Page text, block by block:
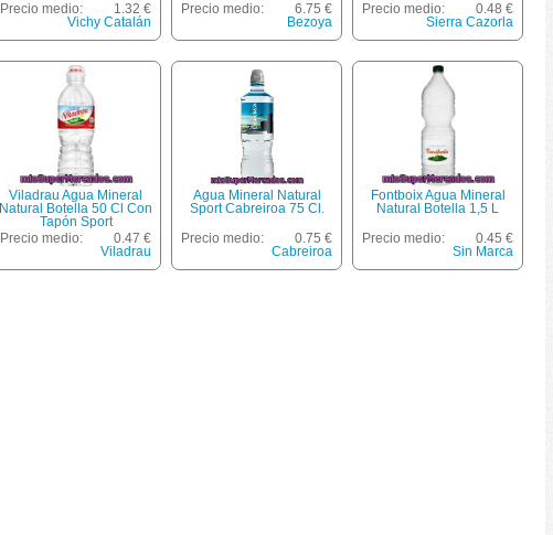
Precio medio:
1.32 €
Vichy Catalán
Precio medio:
6.75 €
Bezoya
Precio medio:
0.48 €
Sierra Cazorla
Viladrau Agua Mineral
Natural Botella 50 Cl Con
Tapón Sport
Precio medio:
0.47 €
Viladrau
Agua Mineral Natural
Sport Cabreiroa 75 Cl.
Precio medio:
0.75 €
Cabreiroa
Fontboix Agua Mineral
Natural Botella 1,5 L
Precio medio:
0.45 €
Sin Marca